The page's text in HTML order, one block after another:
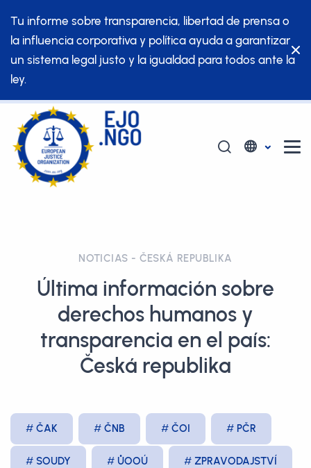
Tu informe sobre transparencia, libertad de prensa o
la influencia corporativa y política ayuda a garantizar
un sistema legal justo y la igualdad para todos ante la
ley.
NOTICIAS - ČESKÁ REPUBLIKA
Última información sobre
derechos humanos y
transparencia en el país:
Česká republika
ČAK ČNB ČOI PČR
SOUDY ŮOOÚ ZPRAVODAJSTVÍ